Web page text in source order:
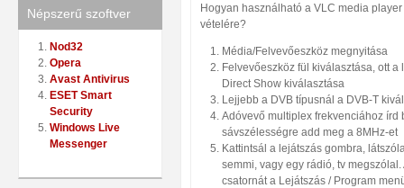
Népszerű szoftver
Nod32
Opera
Avast Antivirus
ESET Smart
Security
Windows Live
Messenger
Hogyan használható a VLC media
vételére?
Média/Felvevőeszköz megnyitása
Felvevőeszköz fül kiválasztása, ott
Direct Show kiválasztása
Lejjebb a DVB típusnál a DVB-T
Adóvevő multiplex frekvenciához írd
sávszélességre add meg a 8MHz-et
Kattintsál a lejátszás gombra,
semmi, vagy egy rádió, tv megszólal.
csatornát a Lejátszás / Program